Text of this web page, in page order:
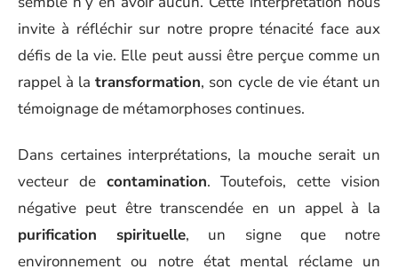
invite à réfléchir sur notre propre ténacité face aux
défis de la vie. Elle peut aussi être perçue comme un
rappel à latransformation, son cycle de vie étant un
témoignage de métamorphoses continues.
Dans certaines interprétations, la mouche serait un
vecteur de contamination. Toutefois, cette vision
négative peut être transcendée en un appel à la
purification spirituelle, un signe que notre
environnement ou notre état mental réclame un